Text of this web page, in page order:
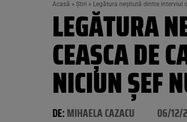
Acasă » Știri » Legătura neștiută dintre interviul
LEGĂTURA
CEAȘCA DE
NICIUN ȘEF
DE:MIHAELA CAZACU 06/12/